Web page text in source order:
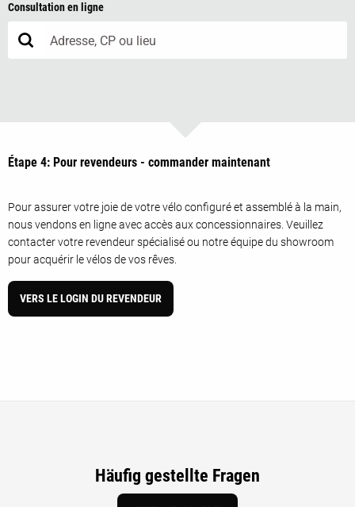
Consultation en ligne
Étape 4: Pour revendeurs - commander maintenant
Pour assurer votre joie de votre vélo configuré et assemblé à la main,
nous vendons en ligne avec accès aux concessionnaires. Veuillez
contacter votre revendeur spécialisé ou notre équipe du showroom
pour acquérir le vélos de vos rêves.
VERS LE LOGIN DU REVENDEUR
Häufig gestellte Fragen